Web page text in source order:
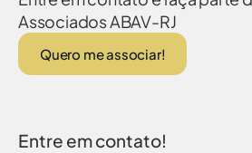
Associados ABAV-RJ
Quero me associar!
Entre em contato!